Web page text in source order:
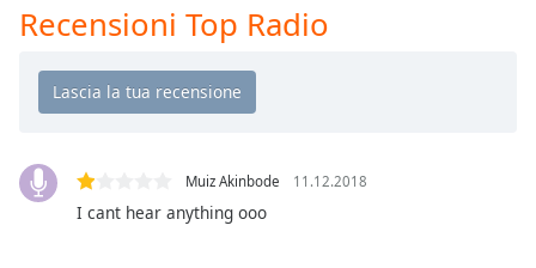
Chapters
Chapters
descriptions
off
,
Recensioni Top Radio
Muiz Akinbode 11.12.2018
I cant hear anything ooo